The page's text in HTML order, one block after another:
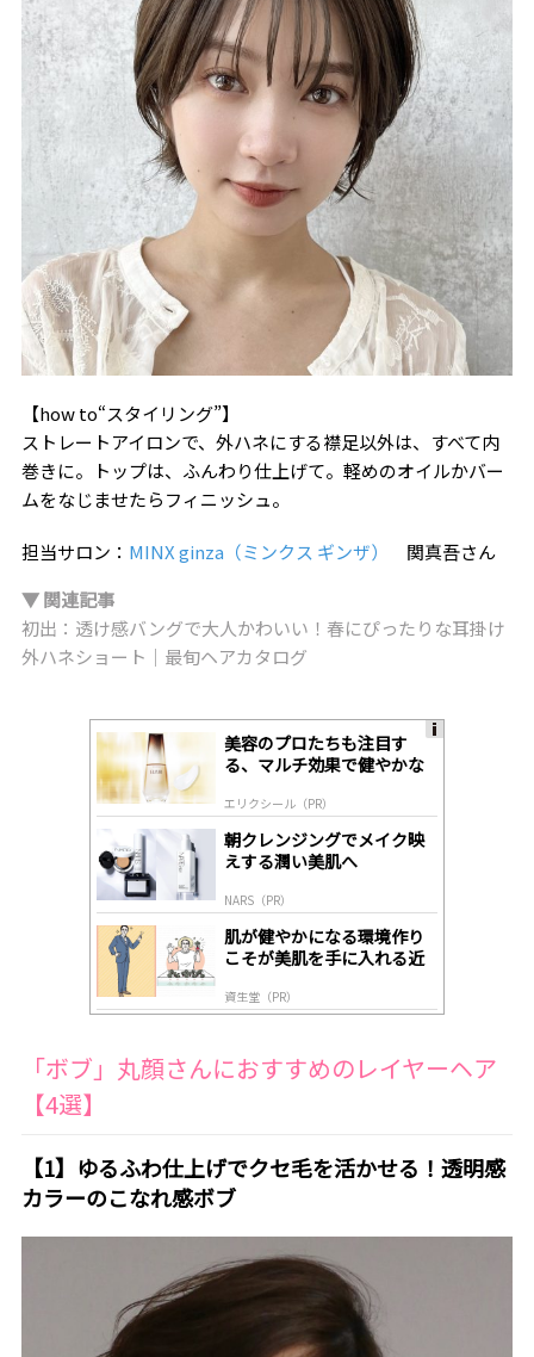
【how to“スタイリング”】
ストレートアイロンで、外ハネにする襟足以外は、すべて内
巻きに。トップは、ふんわり仕上げて。軽めのオイルかバー
ムをなじませたらフィニッシュ。
担当サロン： MINX ginza（ミンクス ギンザ）
関真吾さん
▼ 関連記事
初出：透け感バングで大人かわいい！春にぴったりな耳掛け
外ハネショート｜最旬ヘアカタログ
美容のプロたちも注目す
る、マルチ効果で健やかな
エリクシール（PR）
朝クレンジングでメイク映
えする潤い美肌へ
NARS（PR）
肌が健やかになる環境作り
こそが美肌を手に入れる近
資生堂（PR）
「ボブ」丸顔さんにおすすめのレイヤーヘア
【4選】
【1】ゆるふわ仕上げでクセ毛を活かせる！透明感
カラーのこなれ感ボブ